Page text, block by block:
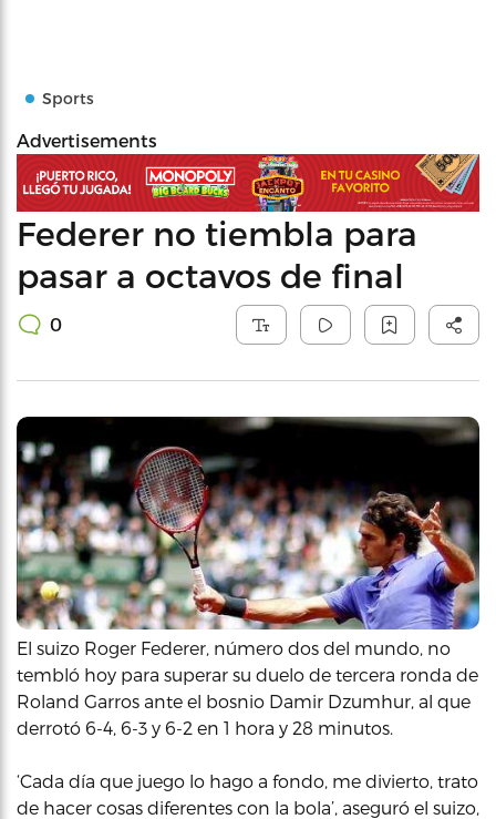
Sports
Advertisements
Federer no tiembla para
pasar a octavos de final
0
El suizo Roger Federer, número dos del mundo, no
tembló hoy para superar su duelo de tercera ronda de
Roland Garros ante el bosnio Damir Dzumhur, al que
derrotó 6-4, 6-3 y 6-2 en 1 hora y 28 minutos.
‘Cada día que juego lo hago a fondo, me divierto, trato
de hacer cosas diferentes con la bola’, aseguró el suizo,